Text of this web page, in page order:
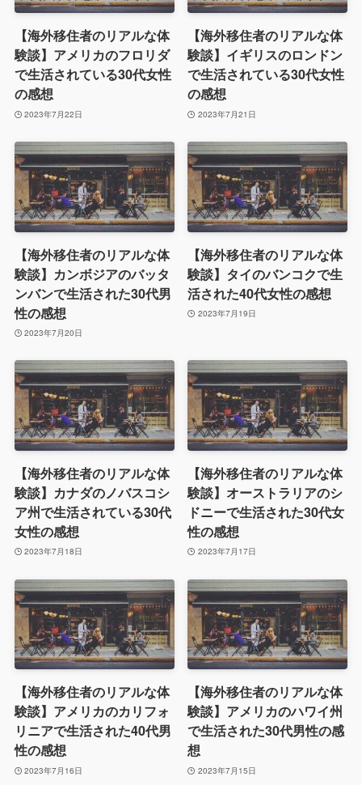
【海外移住者のリアルな体
験談】アメリカのフロリダ
で生活されている30代女性
の感想
2023年7月22日
【海外移住者のリアルな体
験談】イギリスのロンドン
で生活されている30代女性
の感想
2023年7月21日
【海外移住者のリアルな体
験談】カンボジアのバッタ
ンバンで生活された30代男
性の感想
2023年7月20日
【海外移住者のリアルな体
験談】タイのバンコクで生
活された40代女性の感想
2023年7月19日
【海外移住者のリアルな体
験談】カナダのノバスコシ
ア州で生活されている30代
女性の感想
2023年7月18日
【海外移住者のリアルな体
験談】オーストラリアのシ
ドニーで生活された30代女
性の感想
2023年7月17日
【海外移住者のリアルな体
験談】アメリカのカリフォ
リニアで生活された40代男
性の感想
2023年7月16日
【海外移住者のリアルな体
験談】アメリカのハワイ州
で生活された30代男性の感
想
2023年7月15日